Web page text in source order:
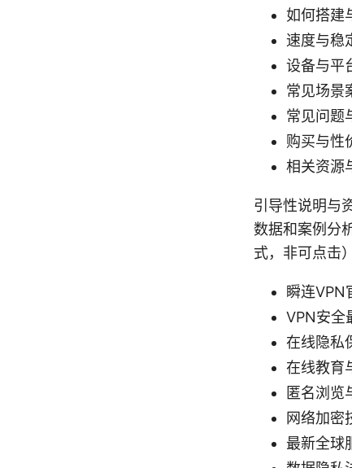
如何搭建
速度与稳
设备与平
常见场景
常见问题
购买与性
相关资源
引导性说明与
数据和案例分
式，非可点击）
瞬连
VPN安
在线隐私
在线教育
匿名浏
网络加
最新全球